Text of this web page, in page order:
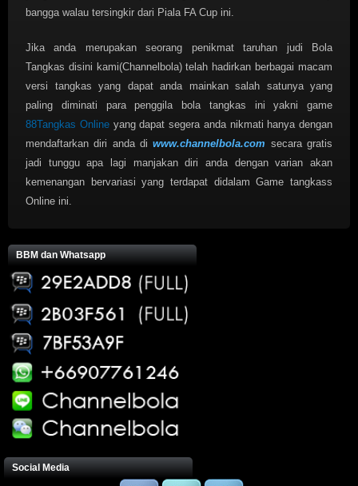
bangga walau tersingkir dari Piala FA Cup ini.
Jika anda merupakan seorang penikmat taruhan judi Bola
Tangkas disini kami(Channelbola) telah hadirkan berbagai macam
versi tangkas yang dapat anda mainkan salah satunya yang
paling diminati para penggila bola tangkas ini yakni game
88Tangkas Onlineyang dapat segera anda nikmati hanya dengan
mendaftarkan diri anda diwww.channelbola.com secara gratis
jadi tunggu apa lagi manjakan diri anda dengan varian akan
kemenangan bervariasi yang terdapat didalam Game tangkass
Online ini.
BBM dan Whatsapp
Social Media